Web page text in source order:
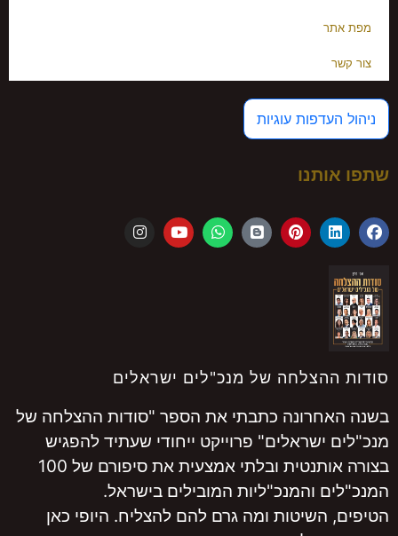
מפת אתר
צור קשר
ניהול העדפות עוגיות
שתפו אותנו
סודות ההצלחה של מנכ"לים ישראלים
בשנה האחרונה כתבתי את הספר "סודות ההצלחה של
מנכ"לים ישראלים" פרוייקט ייחודי שעתיד להפגיש
בצורה אותנטית ובלתי אמצעית את סיפורם של 100
המנכ"לים והמנכ"ליות המובילים בישראל.
הטיפים, השיטות ומה גרם להם להצליח. היופי כאן